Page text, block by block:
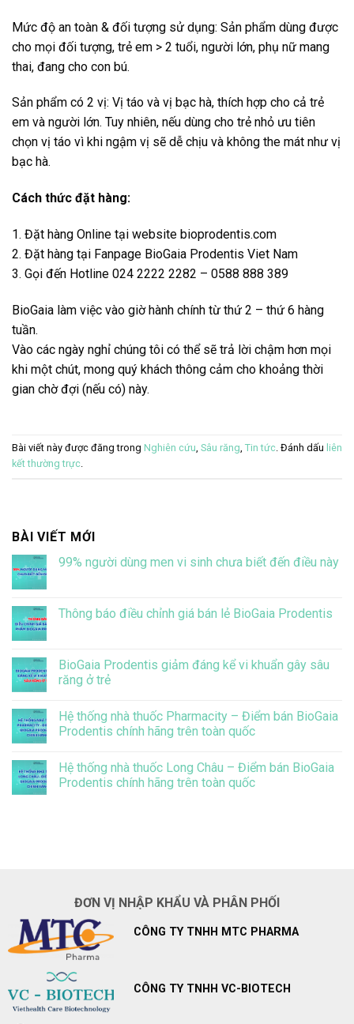
Mức độ an toàn & đối tượng sử dụng: Sản phẩm dùng được
cho mọi đối tượng, trẻ em > 2 tuổi, người lớn, phụ nữ mang
thai, đang cho con bú.
Sản phẩm có 2 vị: Vị táo và vị bạc hà, thích hợp cho cả trẻ
em và người lớn. Tuy nhiên, nếu dùng cho trẻ nhỏ ưu tiên
chọn vị táo vì khi ngậm vị sẽ dễ chịu và không the mát như vị
bạc hà.
Cách thức đặt hàng:
1. Đặt hàng Online tại website bioprodentis.com
2. Đặt hàng tại Fanpage BioGaia Prodentis Viet Nam
3. Gọi đến Hotline 024 2222 2282 – 0588 888 389
BioGaia làm việc vào giờ hành chính từ thứ 2 – thứ 6 hàng
tuần.
Vào các ngày nghỉ chúng tôi có thể sẽ trả lời chậm hơn mọi
khi một chút, mong quý khách thông cảm cho khoảng thời
gian chờ đợi (nếu có) này.
Bài viết này được đăng trong Nghiên cứu, Sâu răng, Tin tức. Đánh dấu liên
kết thường trực.
BÀI VIẾT MỚI
99% người dùng men vi sinh chưa biết đến điều này
luận
ở
men
vi
sinh
đến
điều
này
Thông báo điều chỉnh giá bán lẻ BioGaia Prodentis
luận
ở
Thông
chỉnh
giá
bán
Prodentis
BioGaia Prodentis giảm đáng kể vi khuẩn gây sâu
răng ở trẻ
bình
luận
ở
giảm
đáng
kể
Hệ thống nhà thuốc Pharmacity – Điểm bán BioGaia
Prodentis chính hãng trên toàn quốc
bình
luận
ở
chính
trên
toàn
quốc
Hệ thống nhà thuốc Long Châu – Điểm bán BioGaia
Prodentis chính hãng trên toàn quốc
Châu
Điểm
BioGaia
Prodentis
chính
hãng
trên
toàn
quốc
ĐƠN VỊ NHẬP KHẨU VÀ PHÂN PHỐI
CÔNG TY TNHH MTC PHARMA
CÔNG TY TNHH VC-BIOTECH